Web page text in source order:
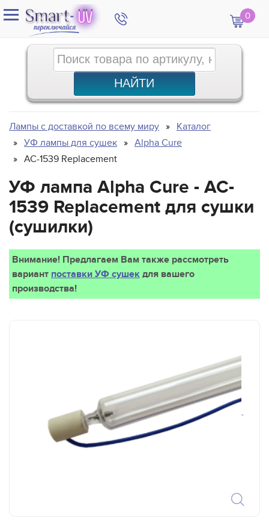
0
Лампы с доставкой по всему миру
Каталог
УФ лампы для сушек
Alpha Cure
AC-1539 Replacement
УФ лампа Alpha Cure - AC-
1539 Replacement для сушки
(сушилки)
Внимание! Предлагаем Вам также рассмотреть
вариант поставки УФ сушек для вашего
производства!
`